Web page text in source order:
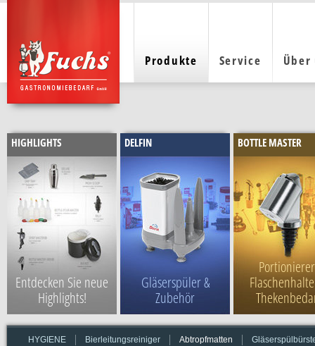
Produkte Service Über
HIGHLIGHTS
Entdecken Sie neue
Highlights!
DELFIN
Gläserspüler &
Zubehör
BOTTLE MASTER
HYGIENE Bierleitungsreiniger Abtropfmatten